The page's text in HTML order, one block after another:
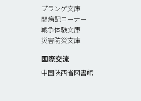
プランゲ文庫
闘病記コーナー
戦争体験文庫
災害防災文庫
国際交流
中国陝西省図書館